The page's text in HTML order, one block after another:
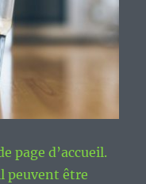
page d’accueil.
peuvent être